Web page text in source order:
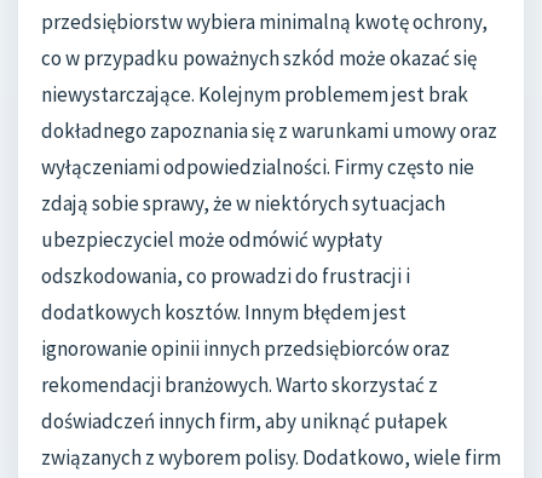
przedsiębiorstw wybiera minimalną kwotę ochrony,
co w przypadku poważnych szkód może okazać się
niewystarczające. Kolejnym problemem jest brak
dokładnego zapoznania się z warunkami umowy oraz
wyłączeniami odpowiedzialności. Firmy często nie
zdają sobie sprawy, że w niektórych sytuacjach
ubezpieczyciel może odmówić wypłaty
odszkodowania, co prowadzi do frustracji i
dodatkowych kosztów. Innym błędem jest
ignorowanie opinii innych przedsiębiorców oraz
rekomendacji branżowych. Warto skorzystać z
doświadczeń innych firm, aby uniknąć pułapek
związanych z wyborem polisy. Dodatkowo, wiele firm